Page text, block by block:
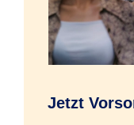
Jetzt